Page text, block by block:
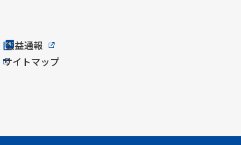
公益通報
サイトマップ